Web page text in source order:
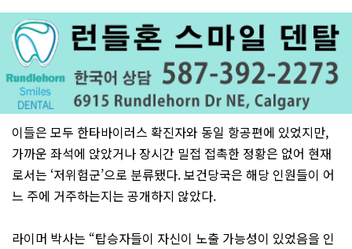
이들은 모두 한타바이러스 확진자와 동일 항공편에 있었지만,
가까운 좌석에 앉았거나 장시간 밀접 접촉한 정황은 없어 현재
로서는 ‘저위험군’으로 분류됐다. 보건당국은 해당 인원들이 어
느 주에 거주하는지는 공개하지 않았다.
라이머 박사는 “탑승자들이 자신이 노출 가능성이 있었음을 인